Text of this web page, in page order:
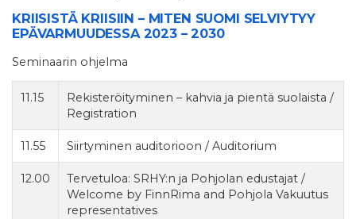
KRIISISTÄ KRIISIIN – MITEN SUOMI SELVIYTYY
EPÄVARMUUDESSA 2023 – 2030
Seminaarin ohjelma
11.15
Rekisteröityminen – kahvia ja pientä suolaista /
Registration
11.55 Siirtyminen auditorioon / Auditorium
12.00
Tervetuloa: SRHY:n ja Pohjolan edustajat /
Welcome by FinnRima and Pohjola Vakuutus
representatives